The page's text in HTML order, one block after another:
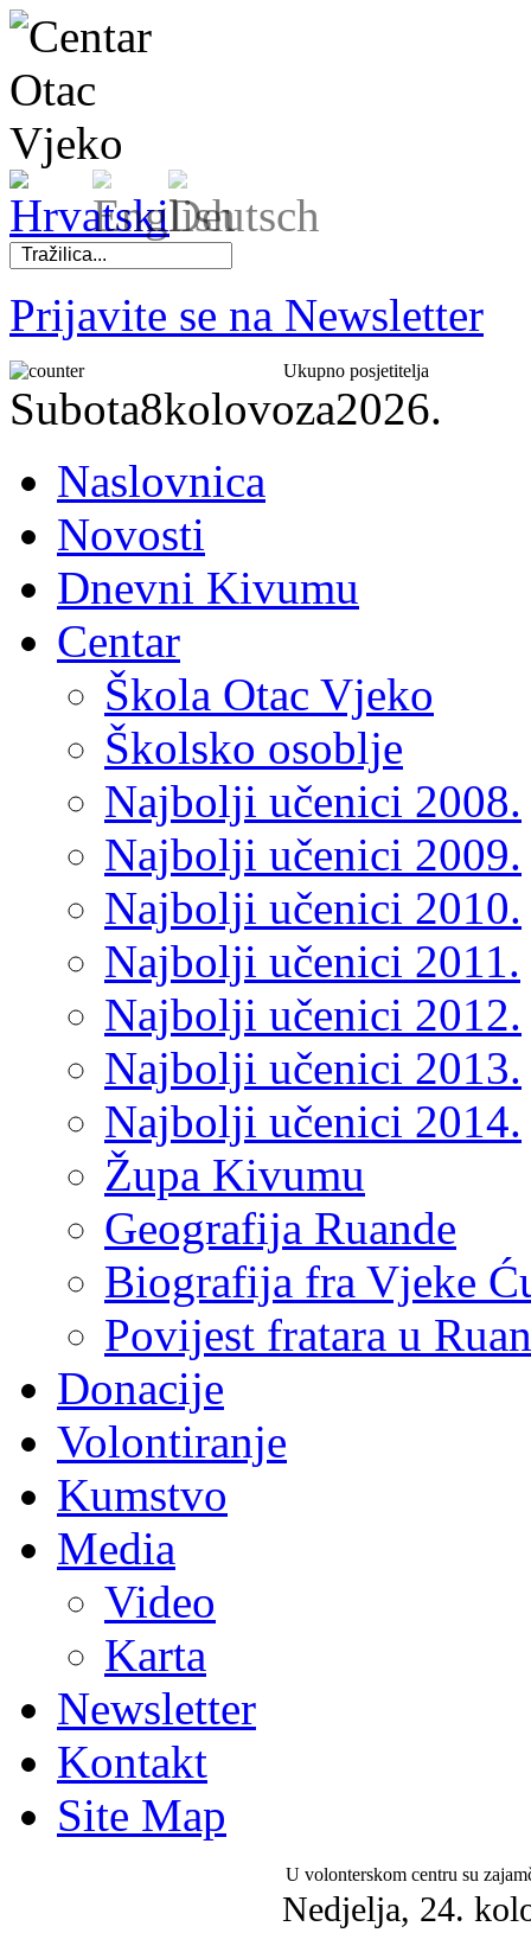
Prijavite se na Newsletter
Ukupno posjetitelja
Subota8kolovoza2026.
Naslovnica
Novosti
Dnevni Kivumu
Centar
Škola Otac Vjeko
Školsko osoblje
Najbolji učenici 2008.
Najbolji učenici 2009.
Najbolji učenici 2010.
Najbolji učenici 2011.
Najbolji učenici 2012.
Najbolji učenici 2013.
Najbolji učenici 2014.
Župa Kivumu
Geografija Ruande
Biografija fra Vjeke
Povijest fratara u
Donacije
Volontiranje
Kumstvo
Media
Video
Karta
Newsletter
Kontakt
Site Map
U volonterskom centru su
Nedjelja, 24.